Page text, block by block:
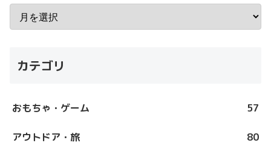
カテゴリ
おもちゃ・ゲーム 57
アウトドア・旅 80